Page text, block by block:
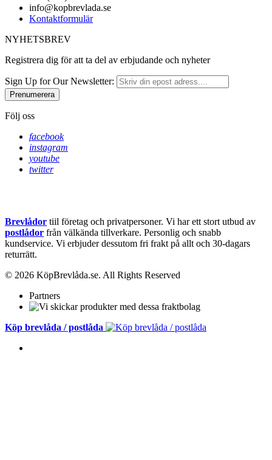
info@kopbrevlada.se
Kontaktformulär
NYHETSBREV
Registrera dig för att ta del av erbjudande och nyheter
Sign Up for Our Newsletter:
Prenumerera
Följ oss
facebook
instagram
youtube
twitter
Brevlådor tiil företag och privatpersoner. Vi har ett stort utbud av
postlådor från välkända tillverkare. Personlig och snabb
kundservice. Vi erbjuder dessutom fri frakt på allt och 30-dagars
returrätt.
© 2026 KöpBrevlåda.se. All Rights Reserved
Partners
Köp brevlåda / postlåda